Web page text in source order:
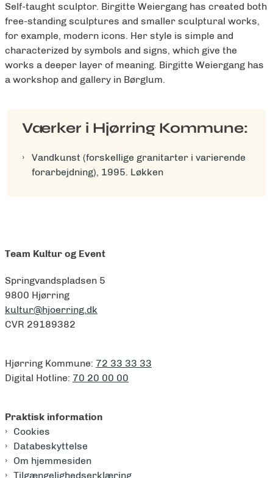
Self-taught sculptor. Birgitte Weiergang has created both
free-standing sculptures and smaller sculptural works,
for example, modern icons. Her style is simple and
characterized by symbols and signs, which give the
works a deeper layer of meaning. Birgitte Weiergang has
a workshop and gallery in Børglum.
Værker i Hjørring Kommune:
Vandkunst (forskellige granitarter i varierende
forarbejdning), 1995. Løkken
Team Kultur og Event
Springvandspladsen 5
9800 Hjørring
kultur@hjoerring.dk
CVR 29189382
Hjørring Kommune: 72 33 33 33
Digital Hotline: 70 20 00 00
Praktisk information
Cookies
Databeskyttelse
Om hjemmesiden
Tilgængelighedserklæring